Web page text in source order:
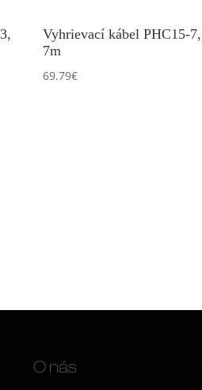
Vyhrievací kábel PHC15-7,
7m
69.79€
O nás